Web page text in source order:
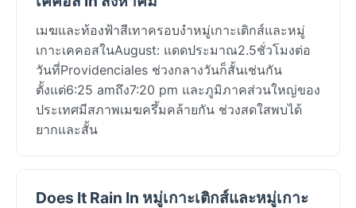
เมฆและท้องฟ้าสีเทาครอบงำหมู่เกาะเติกส์และหมู่
เกาะเคคอสในAugust: แดดประมาณ2.5ชั่วโมงต่อ
วันที่Providenciales ช่วงกลางวันก็สั้นเช่นกัน
ตั้งแต่6:25 amถึง7:20 pm และภูมิภาคส่วนใหญ่ของ
ประเทศมีสภาพเมฆครึ้มคล้ายกัน ช่วงสดใสพบได้
ยากและสั้น
Does It Rain In หมู่เกาะเติกส์และหมู่เกาะ